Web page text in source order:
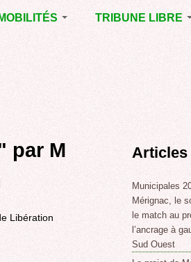
MOBILITÉS
DOMAINE
TRAMWAY REJOINT
:
DE PRESSE
CYCLABLE,
DE
RER
TRIBUNE LIBRE
POINT DE VUE
par M
Libération
Articles
Municipales
Mérignac, le
le match au
l’ancrage à
Sud Ouest